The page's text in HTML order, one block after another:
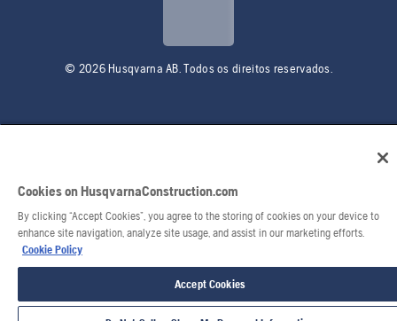
© 2026 Husqvarna AB. Todos os direitos reservados.
Cookies on HusqvarnaConstruction.com
By clicking “Accept Cookies”, you agree to the storing of cookies on your device to
enhance site navigation, analyze site usage, and assist in our marketing efforts.
Cookie Policy
Accept Cookies